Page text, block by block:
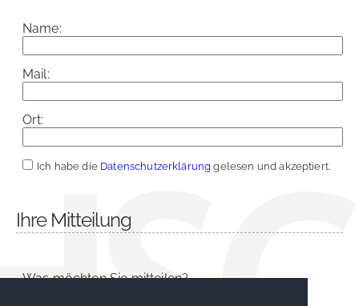
Name:
Mail:
Ort:
Ich habe die Datenschutzerklärung gelesen und akzeptiert.
Ihre Mitteilung
Was möchten Sie mitteilen?